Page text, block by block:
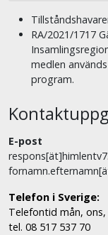
RA/2021/1717
medlen
program.
E-post
Telefon i Sverige:
Telefontid mån,
tel. 08 517 537 70